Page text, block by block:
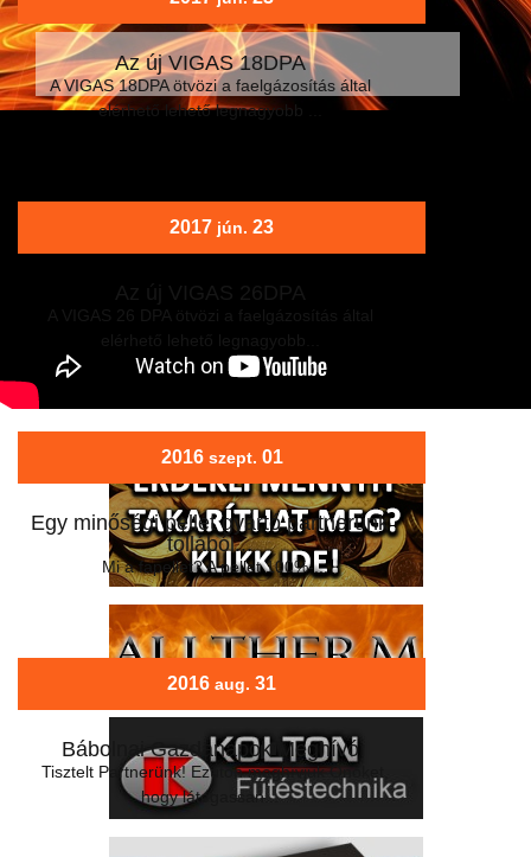
Az új VIGAS 18DPA
A VIGAS 18DPA ötvözi a faelgázosítás által
elérhető lehető legnagyobb ...
2017 jún. 23
2016 szept. 01
Egy minőségi pellet gyártó partnerünk
tollából...
Mi a fapellet? A pellet 100%-...
2016 aug. 31
Bábolnai Gazdanapok Meghívó
Tisztelt Partnerünk! Ezúton meghívjuk Önöket,
hogy látogassan...